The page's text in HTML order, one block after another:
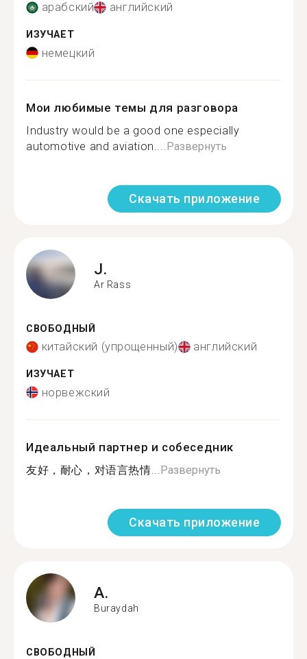
арабский английский
ИЗУЧАЕТ
немецкий
Мои любимые темы для разговора
Industry would be a good one especially
automotive and aviation.... Развернуть
Скачать приложение
J.
Ar Rass
СВОБОДНЫЙ
китайский (упрощенный) английский
ИЗУЧАЕТ
норвежский
Идеальный партнер и собеседник
友好，耐心，对语言热情... Развернуть
Скачать приложение
A.
Buraydah
СВОБОДНЫЙ